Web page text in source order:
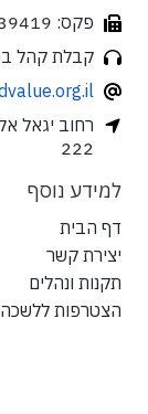
פקס: 03-5239419
קבלת קהל
222
למידע נוסף
דף הבית
יצירת קשר
תקנות ונהלים
הצטרפות ללשכה